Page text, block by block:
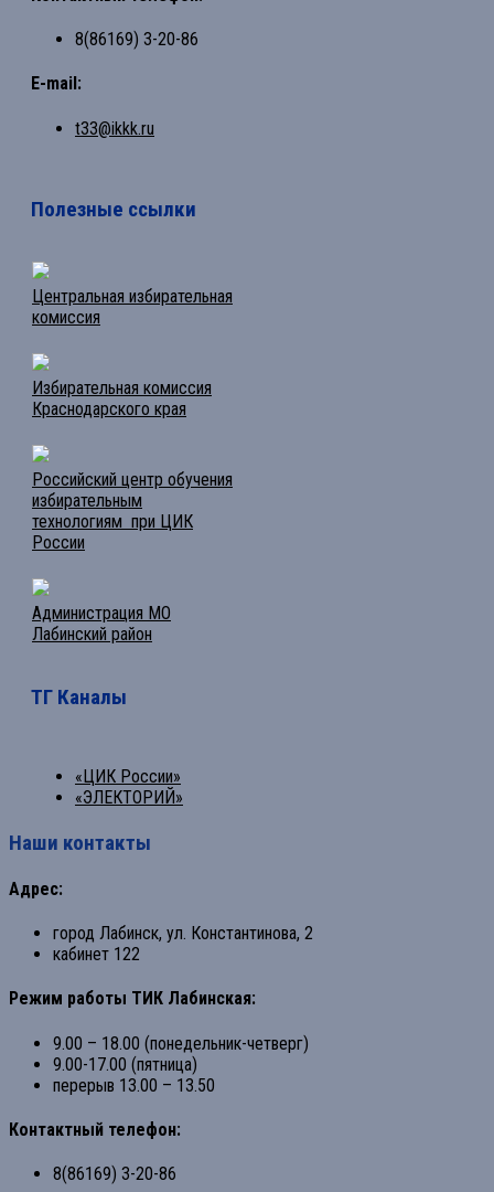
8(86169) 3-20-86
E-mail:
t33@ikkk.ru
Полезные ссылки
Центральная избирательная
комиссия
Избирательная комиссия
Краснодарского края
Российский центр обучения
избирательным
технологиям при ЦИК
России
Администрация МО
Лабинский район
ТГ Каналы
«ЦИК России»
«ЭЛЕКТОРИЙ»
Наши контакты
Адрес:
город Лабинск, ул. Константинова, 2
кабинет 122
Режим работы ТИК Лабинская:
9.00 – 18.00 (понедельник-четверг)
9.00-17.00 (пятница)
перерыв 13.00 – 13.50
Контактный телефон:
8(86169) 3-20-86